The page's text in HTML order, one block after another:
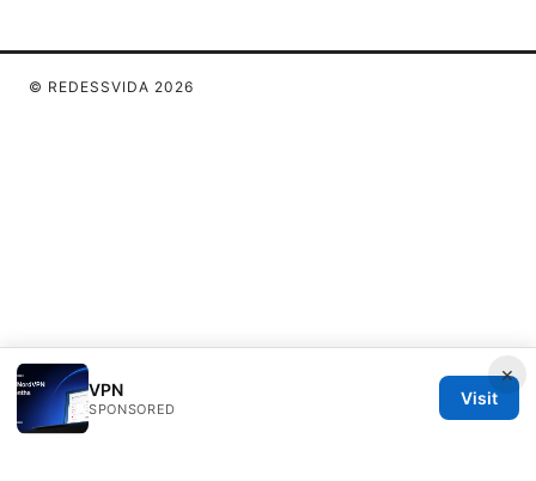
×
VPN
SPONSORED
Visit
© REDESSVIDA 2026